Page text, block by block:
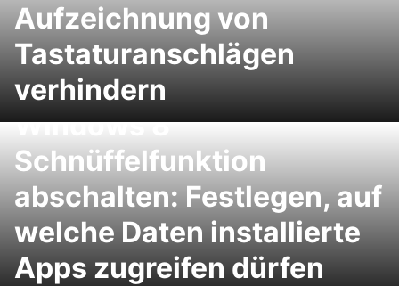
Aufzeichnung von
Tastaturanschlägen
verhindern
Windows 8
Schnüffelfunktion
abschalten: Festlegen, auf
welche Daten installierte
Apps zugreifen dürfen